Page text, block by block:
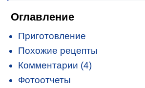
Оглавление
Приготовление
Похожие рецепты
Комментарии (4)
Фотоотчеты